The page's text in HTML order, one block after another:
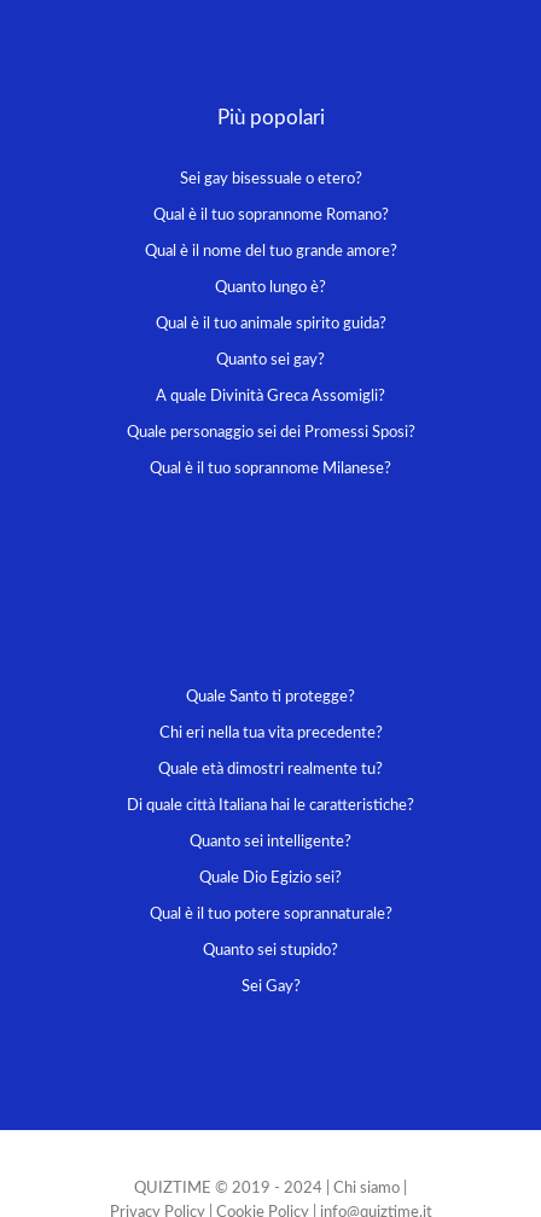
Più popolari
Sei gay bisessuale o etero?
Qual è il tuo soprannome Romano?
Qual è il nome del tuo grande amore?
Quanto lungo è?
Qual è il tuo animale spirito guida?
Quanto sei gay?
A quale Divinità Greca Assomigli?
Quale personaggio sei dei Promessi Sposi?
Qual è il tuo soprannome Milanese?
Quale Santo ti protegge?
Chi eri nella tua vita precedente?
Quale età dimostri realmente tu?
Di quale città Italiana hai le caratteristiche?
Quanto sei intelligente?
Quale Dio Egizio sei?
Qual è il tuo potere soprannaturale?
Quanto sei stupido?
Sei Gay?
QUIZTIME © 2019 - 2024 | Chi siamo
Privacy Policy| Cookie Policy| info@quiztime.it